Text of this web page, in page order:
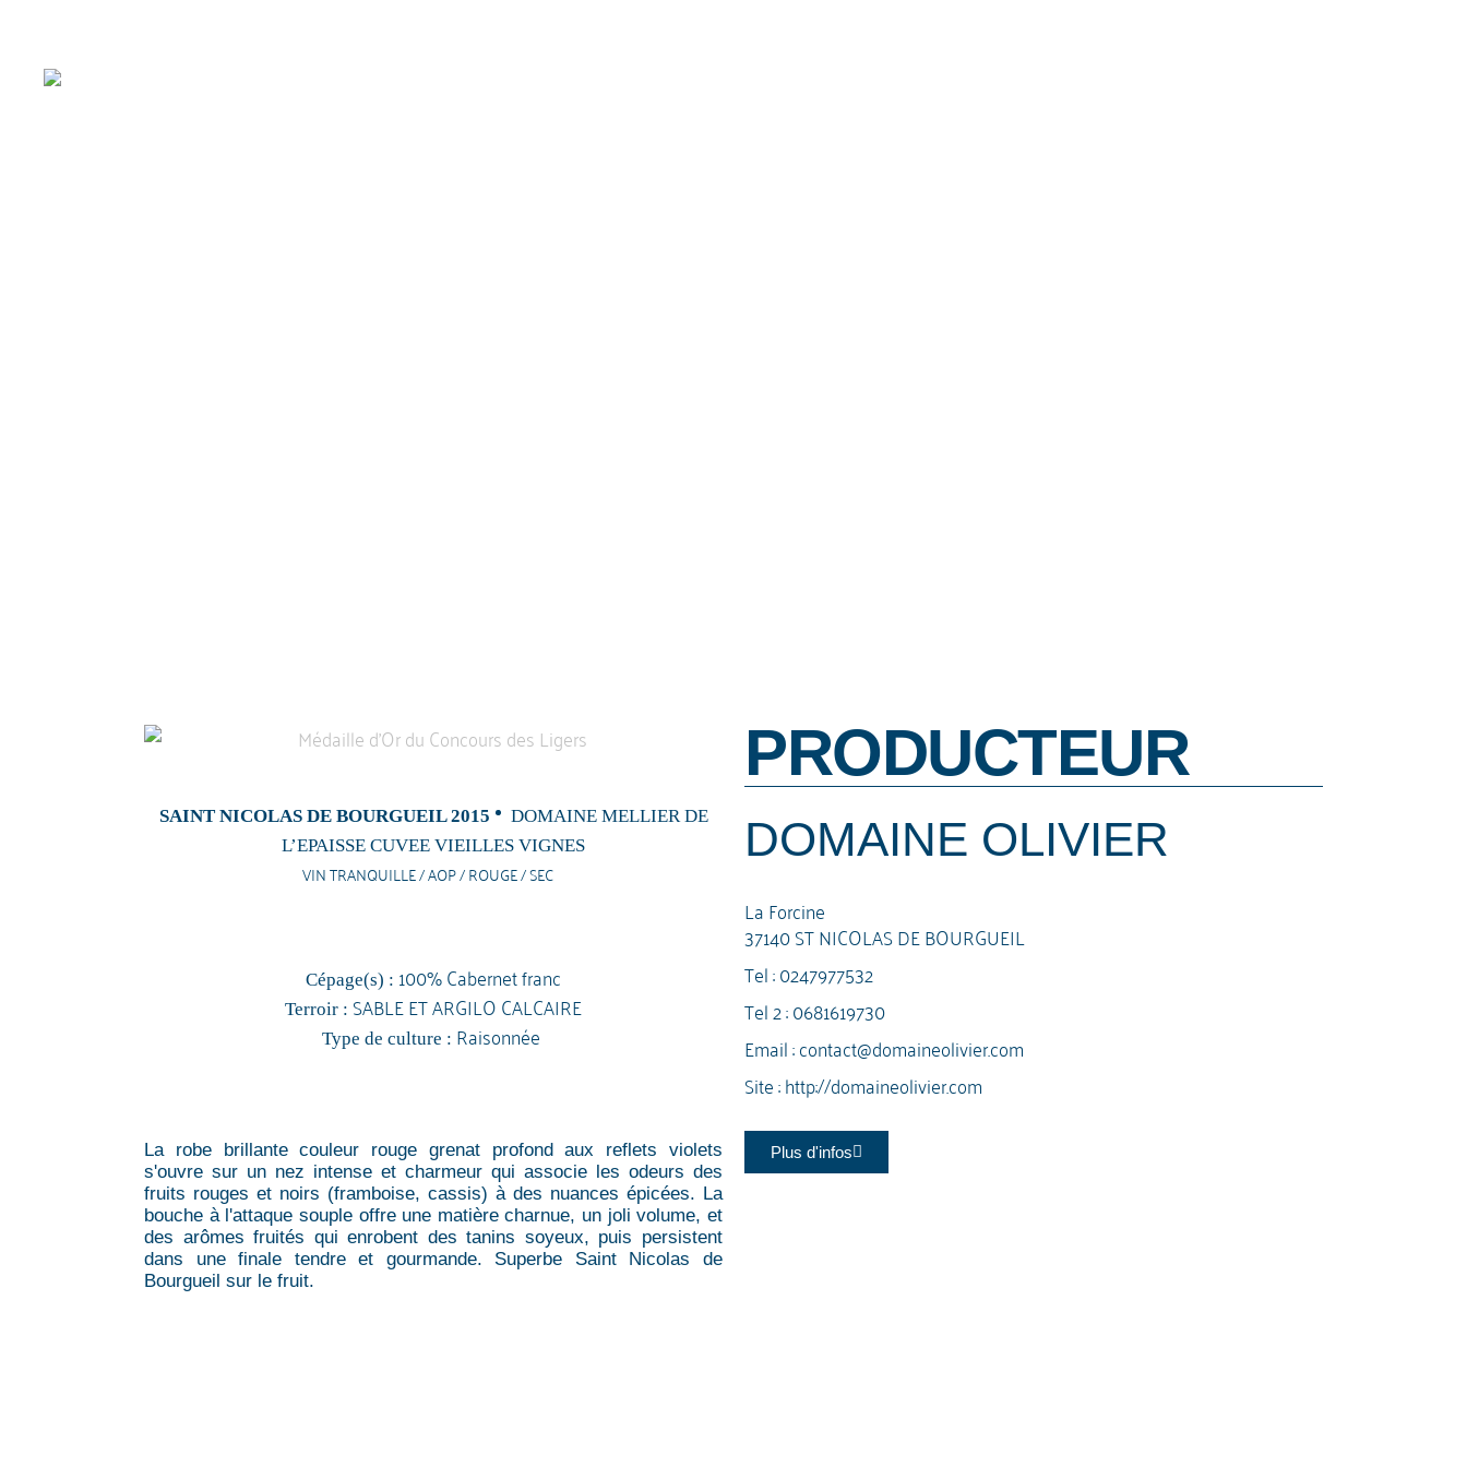
SAINT NICOLAS DE BOURGUEIL 2015
DOMAINE MELLIER DE
L’EPAISSE CUVEE VIEILLES VIGNES
VIN TRANQUILLE / AOP / ROUGE / SEC
Cépage(s) : 100% Cabernet franc
Terroir : SABLE ET ARGILO CALCAIRE
Type de culture : Raisonnée
La robe brillante couleur rouge grenat profond aux reflets violets
s'ouvre sur un nez intense et charmeur qui associe les odeurs des
fruits rouges et noirs (framboise, cassis) à des nuances épicées. La
bouche à l'attaque souple offre une matière charnue, un joli volume, et
des arômes fruités qui enrobent des tanins soyeux, puis persistent
dans une finale tendre et gourmande. Superbe Saint Nicolas de
Bourgueil sur le fruit.
PRODUCTEUR
DOMAINE OLIVIER
La Forcine
37140 ST NICOLAS DE BOURGUEIL
Tel :0247977532
Tel 2 :0681619730
Email :contact@domaineolivier.com
Site :http://domaineolivier.com
Plus d'infos